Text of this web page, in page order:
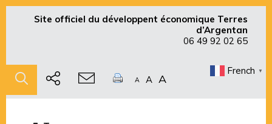
Site officiel du développent économique Terres
d’Argentan
06 49 92 02 65
A A A
French ▼